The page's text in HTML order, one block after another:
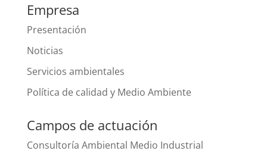
Empresa
Presentación
Noticias
Servicios ambientales
Política de calidad y Medio Ambiente
Campos de actuación
Consultoría Ambiental Medio Industrial